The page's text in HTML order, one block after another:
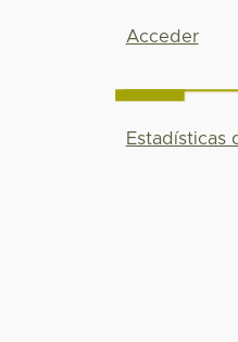
Acceder
Estadísticas